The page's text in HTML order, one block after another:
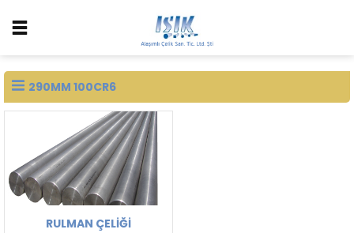
290MM 100CR6
RULMAN ÇELIĞI